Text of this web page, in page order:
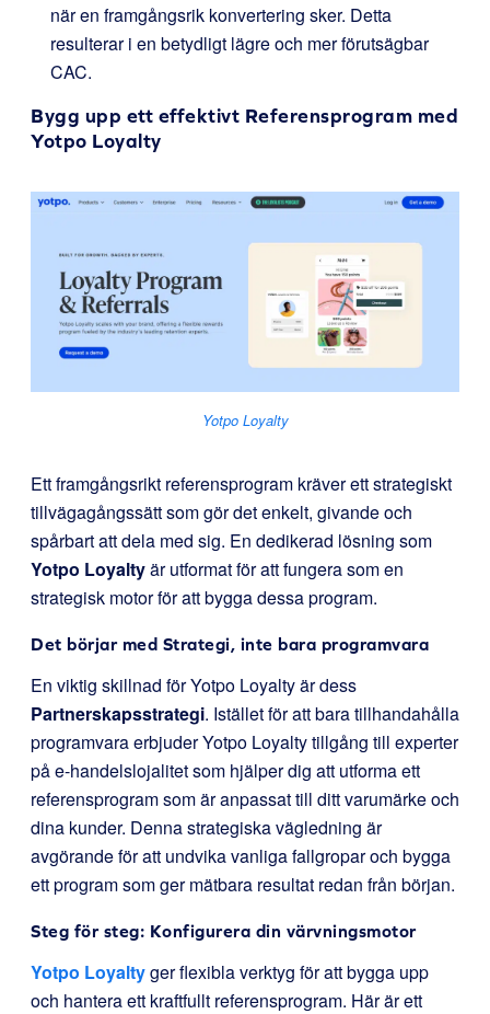
när en framgångsrik konvertering sker. Detta
resulterar i en betydligt lägre och mer förutsägbar
CAC.
Bygg upp ett effektivt Referensprogram med
Yotpo Loyalty
Yotpo Loyalty
Ett framgångsrikt referensprogram kräver ett strategiskt
tillvägagångssätt som gör det enkelt, givande och
spårbart att dela med sig. En dedikerad lösning som
Yotpo Loyaltyär utformat för att fungera som en
strategisk motor för att bygga dessa program.
Det börjar med Strategi, inte bara programvara
En viktig skillnad för Yotpo Loyalty är dess
Partnerskapsstrategi. Istället för att bara tillhandahålla
programvara erbjuder Yotpo Loyalty tillgång till experter
på e-handelslojalitet som hjälper dig att utforma ett
referensprogram som är anpassat till ditt varumärke och
dina kunder. Denna strategiska vägledning är
avgörande för att undvika vanliga fallgropar och bygga
ett program som ger mätbara resultat redan från början.
Steg för steg: Konfigurera din värvningsmotor
Yotpo Loyaltyger flexibla verktyg för att bygga upp
och hantera ett kraftfullt referensprogram. Här är ett